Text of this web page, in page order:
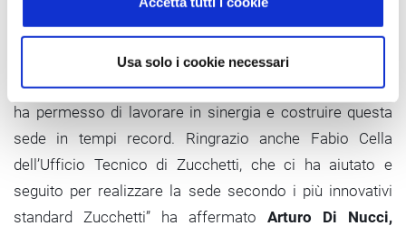
Usa solo i cookie necessari
della sede: siamo felici di aver raggiunto questo
risultato.”
“Ringrazio l’amministrazione comunale di Chieti, che ci
ha permesso di lavorare in sinergia e costruire questa
sede in tempi record. Ringrazio anche Fabio Cella
dell’Ufficio Tecnico di Zucchetti, che ci ha aiutato e
seguito per realizzare la sede secondo i più innovativi
standard Zucchetti” ha affermato Arturo Di Nucci,